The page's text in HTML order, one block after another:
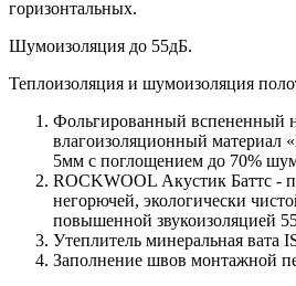
горизонтальных.
Шумоизоляция до 55дБ.
Теплоизоляция и шумоизоляция
Фольгированный вспененный
влагоизоляционный материал
5мм с поглощением до 70%
ROCKWOOL Акустик Баттс -
негорючей, экологически
повышенной звукоизоляцией
Утеплитель минеральная
Заполнение швов монтажной